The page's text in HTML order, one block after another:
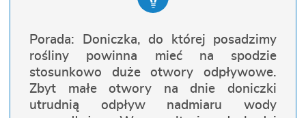
Porada: Doniczka, do której posadzimy
rośliny powinna mieć na spodzie
stosunkowo duże otwory odpływowe.
Zbyt małe otwory na dnie doniczki
utrudnią odpływ nadmiaru wody